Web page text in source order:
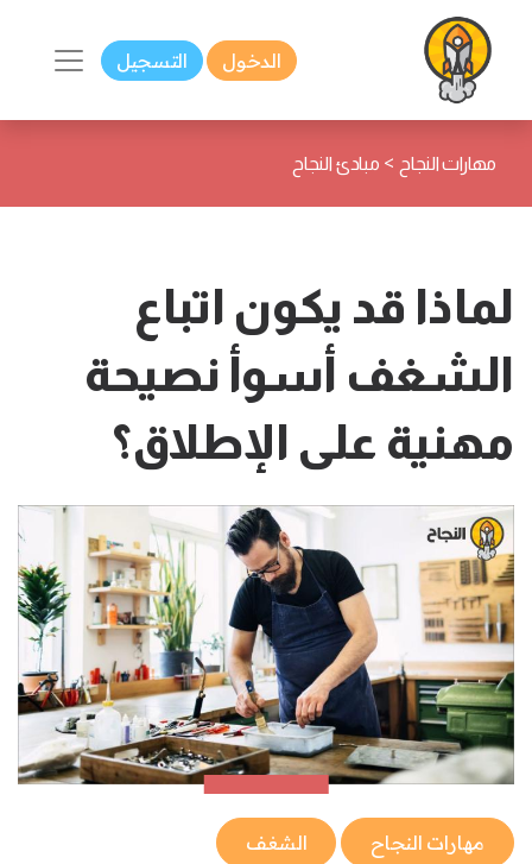
الدخول التسجيل
مهارات النجاح > مبادئ النجاح
لماذا قد يكون اتباع
الشغف أسوأ نصيحة
مهنية على الإطلاق؟
مهارات النجاح الشغف